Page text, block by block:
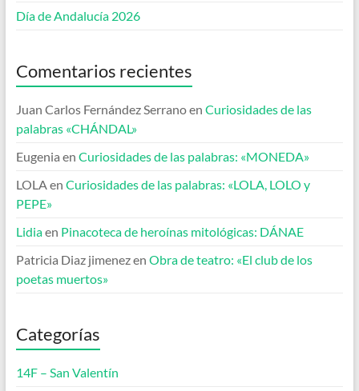
Día de Andalucía 2026
Comentarios recientes
Juan Carlos Fernández Serranoen Curiosidades de las
palabras «CHÁNDAL»
Eugenia en Curiosidades de las palabras: «MONEDA»
LOLA en Curiosidades de las palabras: «LOLA, LOLO y
PEPE»
Lidiaen Pinacoteca de heroínas mitológicas: DÁNAE
Patricia Diaz jimenezen Obra de teatro: «El club de los
poetas muertos»
Categorías
14F – San Valentín